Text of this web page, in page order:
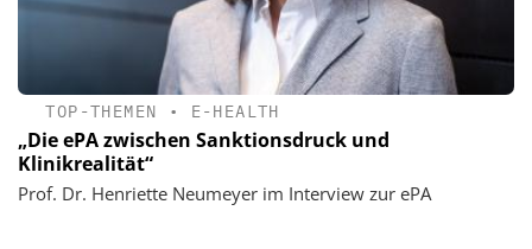
TOP-THEMEN • E-HEALTH
„Die ePA zwischen Sanktionsdruck und
Klinikrealität“
Prof. Dr. Henriette Neumeyer im Interview zur ePA